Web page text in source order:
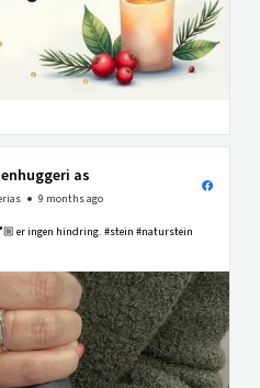
as
9 months ago
er ingen hindring. #stein #naturstein